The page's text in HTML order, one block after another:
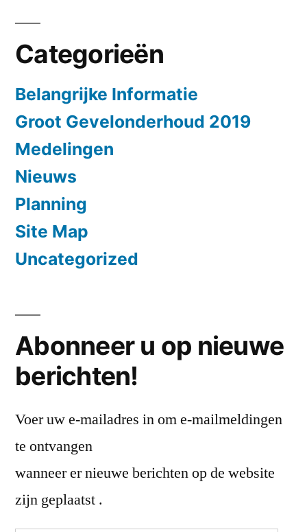
Categorieën
Belangrijke Informatie
Groot Gevelonderhoud 2019
Medelingen
Nieuws
Planning
Site Map
Uncategorized
Abonneer u op nieuwe
berichten!
Voer uw e-mailadres in om e-mailmeldingen
te ontvangen
wanneer er nieuwe berichten op de website
zijn geplaatst .